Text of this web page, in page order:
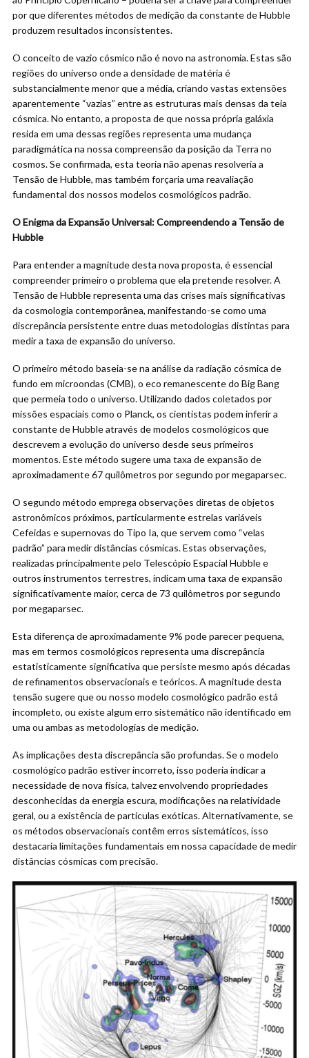
por que diferentes métodos de medição da constante de Hubble
produzem resultados inconsistentes.
O conceito de vazio cósmico não é novo na astronomia. Estas são
regiões do universo onde a densidade de matéria é
substancialmente menor que a média, criando vastas extensões
aparentemente “vazias” entre as estruturas mais densas da teia
cósmica. No entanto, a proposta de que nossa própria galáxia
resida em uma dessas regiões representa uma mudança
paradigmática na nossa compreensão da posição da Terra no
cosmos. Se confirmada, esta teoria não apenas resolveria a
Tensão de Hubble, mas também forçaria uma reavaliação
fundamental dos nossos modelos cosmológicos padrão.
O Enigma da Expansão Universal: Compreendendo a Tensão de
Hubble
Para entender a magnitude desta nova proposta, é essencial
compreender primeiro o problema que ela pretende resolver. A
Tensão de Hubble representa uma das crises mais significativas
da cosmologia contemporânea, manifestando-se como uma
discrepância persistente entre duas metodologias distintas para
medir a taxa de expansão do universo.
O primeiro método baseia-se na análise da radiação cósmica de
fundo em microondas (CMB), o eco remanescente do Big Bang
que permeia todo o universo. Utilizando dados coletados por
missões espaciais como o Planck, os cientistas podem inferir a
constante de Hubble através de modelos cosmológicos que
descrevem a evolução do universo desde seus primeiros
momentos. Este método sugere uma taxa de expansão de
aproximadamente 67 quilômetros por segundo por megaparsec.
O segundo método emprega observações diretas de objetos
astronômicos próximos, particularmente estrelas variáveis
Cefeidas e supernovas do Tipo Ia, que servem como “velas
padrão” para medir distâncias cósmicas. Estas observações,
realizadas principalmente pelo Telescópio Espacial Hubble e
outros instrumentos terrestres, indicam uma taxa de expansão
significativamente maior, cerca de 73 quilômetros por segundo
por megaparsec.
Esta diferença de aproximadamente 9% pode parecer pequena,
mas em termos cosmológicos representa uma discrepância
estatisticamente significativa que persiste mesmo após décadas
de refinamentos observacionais e teóricos. A magnitude desta
tensão sugere que ou nosso modelo cosmológico padrão está
incompleto, ou existe algum erro sistemático não identificado em
uma ou ambas as metodologias de medição.
As implicações desta discrepância são profundas. Se o modelo
cosmológico padrão estiver incorreto, isso poderia indicar a
necessidade de nova física, talvez envolvendo propriedades
desconhecidas da energia escura, modificações na relatividade
geral, ou a existência de partículas exóticas. Alternativamente, se
os métodos observacionais contêm erros sistemáticos, isso
destacaria limitações fundamentais em nossa capacidade de medir
distâncias cósmicas com precisão.